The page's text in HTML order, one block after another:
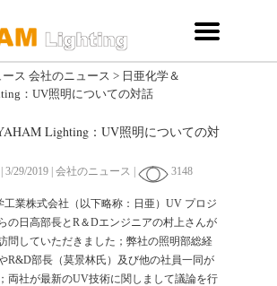
ース 会社のニュース > 日亜化学＆
：UV照明についての対話
Lighting：UV照明についての対
29/2019 | 会社のニュース | 3148
工業株式会社（以下略称：日亜）UV プロジ
の日高部長とR＆Dエンジニアの村上さんが
問していただきました；弊社の照明部総経
R&D部長（莫景林氏）及び他の社員一同が
両社が最新のUV技術に関しまして議論を行